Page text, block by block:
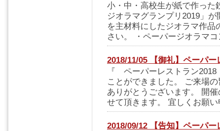
小・中・高校生が紙で作った
ジオラマグランプリ2019」
を主材料にしたジオラマ作
さい。 ・ペーパージオラマ
2018/11/05 【御礼】ペーパ
『 ペーパーレストラン
ことができました。 ご来場
ありがとうございます。 開
せて頂きます。 宜しくお願
2018/09/12 【告知】ペーパ